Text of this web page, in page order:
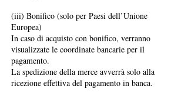
(iii) Bonifico (solo per Paesi dell’Unione
Europea)
In caso di acquisto con bonifico, verranno
visualizzate le coordinate bancarie per il
pagamento.
La spedizione della merce avverrà solo alla
ricezione effettiva del pagamento in banca.